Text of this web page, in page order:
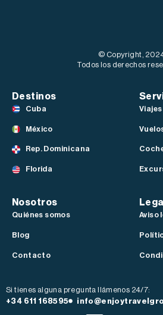
© Copyright,
Todos los derechos
Destinos
Cuba
México
Rep. Dominicana
Florida
Viajes
Nosotros
Quiénes somos
Blog
Contacto
Legal
Aviso
Si tienes alguna pregunta llámenos 24/7:
+34 611 168595